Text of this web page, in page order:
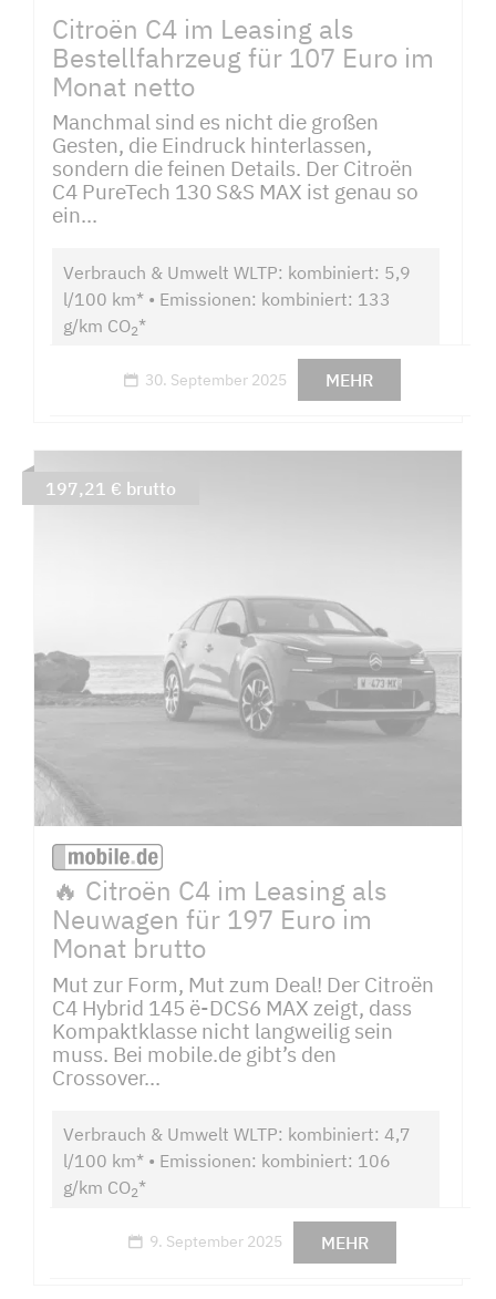
Citroën C4 im Leasing als
Bestellfahrzeug für 107 Euro im
Monat netto
Manchmal sind es nicht die großen
Gesten, die Eindruck hinterlassen,
sondern die feinen Details. Der Citroën
C4 PureTech 130 S&S MAX ist genau so
ein...
Verbrauch & Umwelt WLTP: kombiniert: 5,9
l/100 km* • Emissionen: kombiniert: 133
g/km CO2*
30. September 2025 MEHR
🔥 Citroën C4 im Leasing als
Neuwagen für 197 Euro im
Monat brutto
Mut zur Form, Mut zum Deal! Der Citroën
C4 Hybrid 145 ë-DCS6 MAX zeigt, dass
Kompaktklasse nicht langweilig sein
muss. Bei mobile.de gibt’s den
Crossover...
Verbrauch & Umwelt WLTP: kombiniert: 4,7
l/100 km* • Emissionen: kombiniert: 106
g/km CO2*
9. September 2025 MEHR
197,21 € brutto